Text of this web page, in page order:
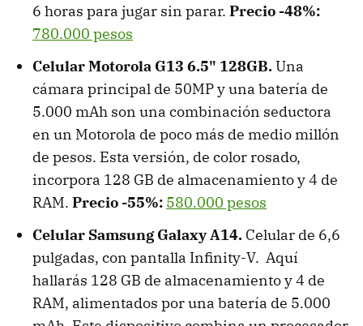
6 horas para jugar sin parar. Precio -48%:
780.000 pesos
Celular Motorola G13 6.5" 128GB.Una
cámara principal de 50MP y una batería de
5.000 mAh son una combinación seductora
en un Motorola de poco más de medio millón
de pesos. Esta versión, de color rosado,
incorpora 128 GB de almacenamiento y 4 de
RAM. Precio -55%: 580.000 pesos
Celular Samsung Galaxy A14. Celular de 6,6
pulgadas, con pantalla Infinity-V. Aquí
hallarás 128 GB de almacenamiento y 4 de
RAM, alimentados por una batería de 5.000